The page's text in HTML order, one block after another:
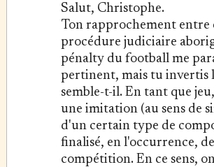
Salut, Christophe.
Ton rapprochement entre
procédure judiciaire
pénalty du football me
pertinent, mais tu invertis
semble-t-il. En tant que
une imitation (au sens de
d'un certain type de
finalisé, en l'occurrence,
compétition. En ce sens,